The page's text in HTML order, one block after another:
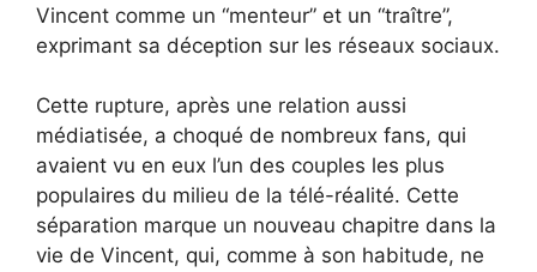
Vincent comme un “menteur” et un “traître”,
exprimant sa déception sur les réseaux sociaux.
Cette rupture, après une relation aussi
médiatisée, a choqué de nombreux fans, qui
avaient vu en eux l’un des couples les plus
populaires du milieu de la télé-réalité. Cette
séparation marque un nouveau chapitre dans la
vie de Vincent, qui, comme à son habitude, ne